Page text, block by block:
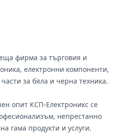
фирма за търговия и
електронни компоненти,
за бяла и черна техника.
опит КСП-Електроникс се
непрестанно
гама продукти и услуги.